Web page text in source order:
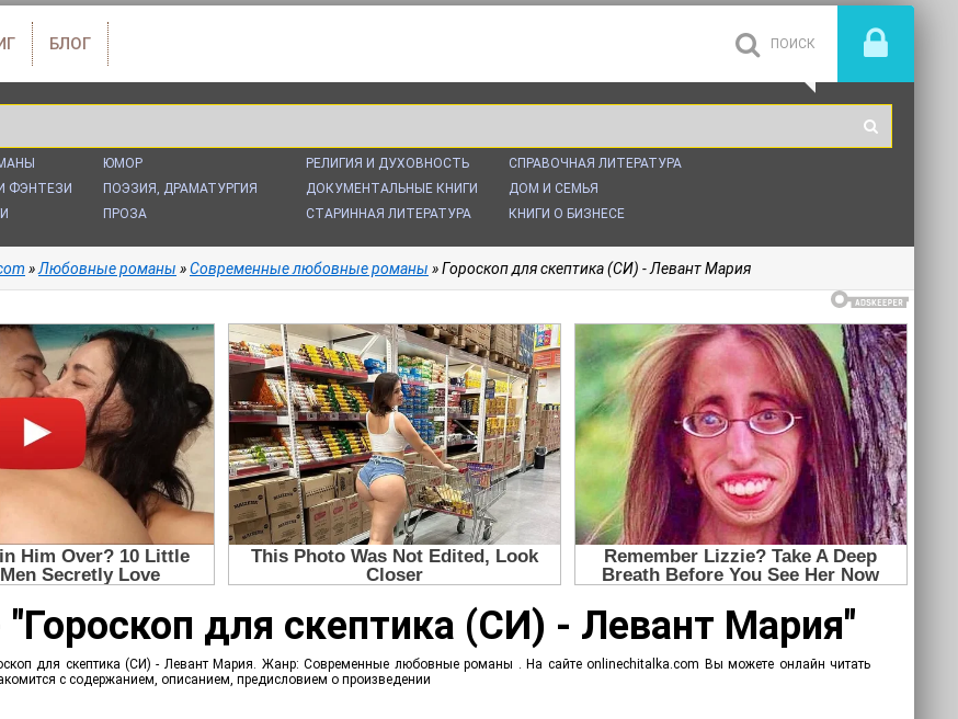
БЛОГ
ФЭНТЕЗИ
ЮМОР
ПОЭЗИЯ, ДРАМАТУРГИЯ
ПРОЗА
РЕЛИГИЯ И ДУХОВНОСТЬ
ДОКУМЕНТАЛЬНЫЕ КНИГИ
СТАРИННАЯ ЛИТЕРАТУРА
СПРАВОЧНАЯ ЛИТЕРАТУРА
ДОМ И СЕМЬЯ
КНИГИ О БИЗНЕСЕ
»Любовные романы »Современные любовные романы » Гороскоп для скептика (СИ) - Левант Мария
"Гороскоп для скептика (СИ) - Левант Мария"
для скептика (СИ) - Левант Мария. Жанр: Современные любовные романы . На сайте onlinechitalka.com Вы можете онлайн читать
с содержанием, описанием, предисловием о произведении